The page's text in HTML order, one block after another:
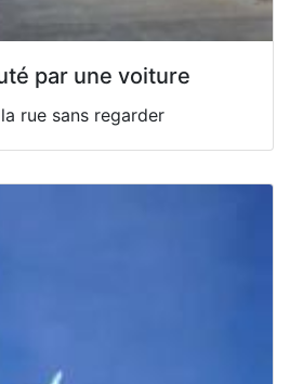
par une voiture
rue sans regarder